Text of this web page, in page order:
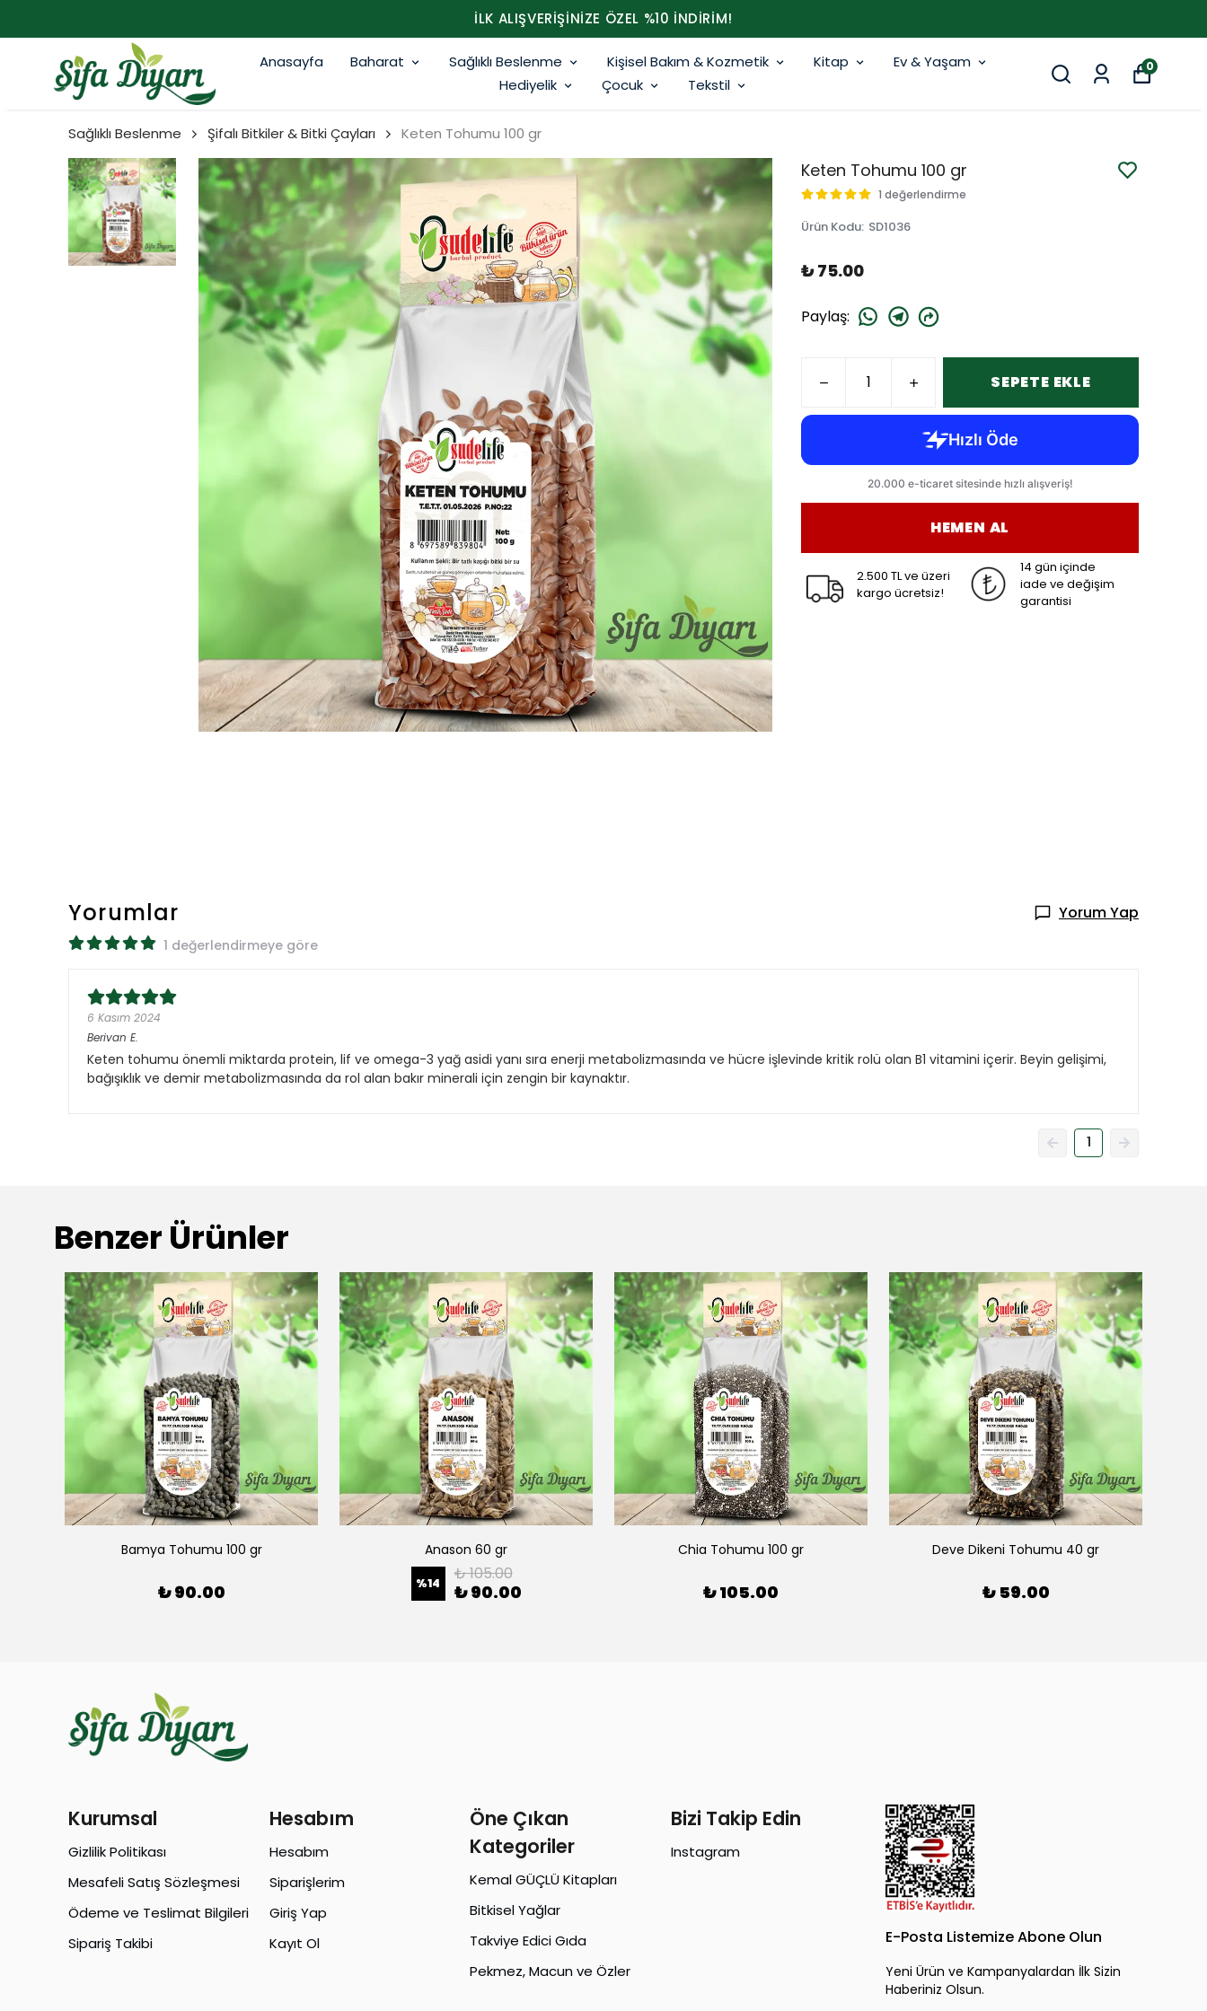
İLK ALIŞVERİŞİNİZE ÖZEL %10 İNDİRİM!
Anasayfa Baharat Sağlıklı Beslenme Kişisel Bakım & Kozmetik Kitap
Ev & Yaşam
Hediyelik
Çocuk Tekstil
0
Sağlıklı Beslenme Şifalı Bitkiler & Bitki Çayları Keten Tohumu 100 gr
Keten Tohumu 100 gr
1 değerlendirme
Ürün Kodu: SD1036
₺ 75.00
Paylaş:
SEPETE EKLE
HEMEN AL
2.500 TL ve üzeri
kargo ücretsiz!
14 gün içinde
iade ve değişim
garantisi
Yorumlar Yorum Yap
1 değerlendirmeye göre
6 Kasım 2024
Berivan E.
Keten tohumu önemli miktarda protein, lif ve omega-3 yağ asidi yanı sıra enerji metabolizmasında ve hücre işlevinde kritik rolü olan B1 vitamini içerir. Beyin gelişimi,
bağışıklık ve demir metabolizmasında da rol alan bakır minerali için zengin bir kaynaktır.
1
Benzer Ürünler
Bamya Tohumu 100 gr
₺ 90.00
Anason 60 gr
%14 ₺ 105.00
₺ 90.00
Chia Tohumu 100 gr
₺ 105.00
Deve Dikeni Tohumu 40 gr
₺ 59.00
Kurumsal
Gizlilik Politikası
Mesafeli Satış Sözleşmesi
Ödeme ve Teslimat Bilgileri
Sipariş Takibi
Hesabım
Hesabım
Siparişlerim
Giriş Yap
Kayıt Ol
Öne Çıkan
Kategoriler
Kemal GÜÇLÜ Kitapları
Bitkisel Yağlar
Takviye Edici Gıda
Pekmez, Macun ve Özler
Bizi Takip Edin
Instagram
E-Posta Listemize Abone Olun
Yeni Ürün ve Kampanyalardan İlk Sizin
Haberiniz Olsun.